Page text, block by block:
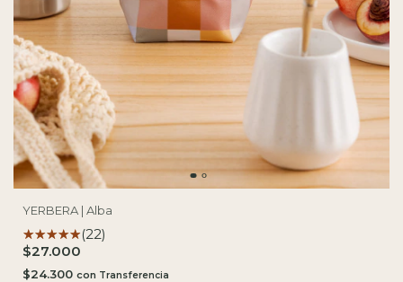
YERBERA | Alba
(22)
$27.000
$24.300 con